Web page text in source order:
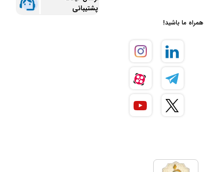
پشتیبانی
همراه ما باشید!